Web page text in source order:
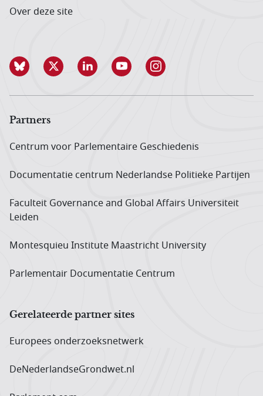
Over deze site
Partners
Centrum voor Parlementaire Geschiedenis
Documentatie centrum Neder­landse Politieke Partijen
Faculteit Governance and Global Affairs Universiteit
Leiden
Montesquieu Institute Maastricht University
Parlementair Documentatie Centrum
Gerelateerde partner sites
Europees onderzoeks­netwerk
DeNederlandseGrondwet.nl